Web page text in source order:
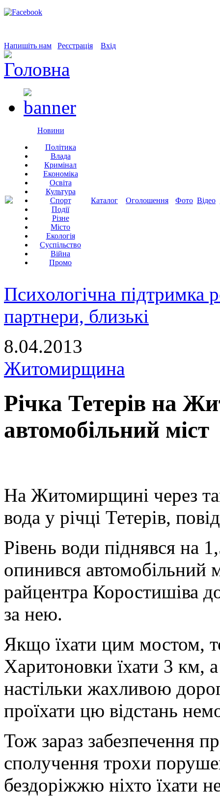
Напишіть нам Реєстрація Вхід
Новини
Політика
Влада
Кримінал
Економіка
Освіта
Культура
Спорт
Події
Різне
Місто
Екологія
Суспільство
Війна
Промо
Каталог Оголошення Фото Відео
Психологічна підтримка
партнери, близькі
8.04.2013
Житомирщина
Річка Тетерів на
автомобільний міст
На Житомирщині через
вода у річці Тетерів,
Рівень води піднявся на
опинився автомобільний
райцентра Коростишіва
за нею.
Якщо їхати цим мостом,
Харитоновки їхати 3 км,
настільки жахливою
проїхати цю відстань
Тож зараз забезпечення
сполучення трохи
бездоріжжю ніхто їхати